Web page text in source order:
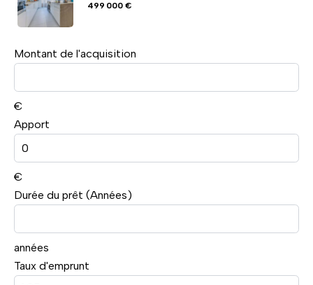
499 000 €
Montant de l'acquisition
€
Apport
€
Durée du prêt (Années)
années
Taux d'emprunt